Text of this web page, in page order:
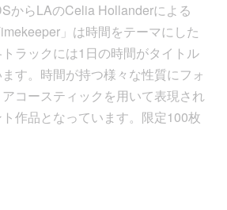
からLAのCelia Hollanderによる
」は時間をテーマにした
ラックには1日の時間がタイトル
す。時間が持つ様々な性質にフォ
コースティックを用いて表現され
作品となっています。限定100枚